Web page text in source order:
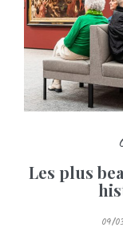
Les plus
P
O
09/